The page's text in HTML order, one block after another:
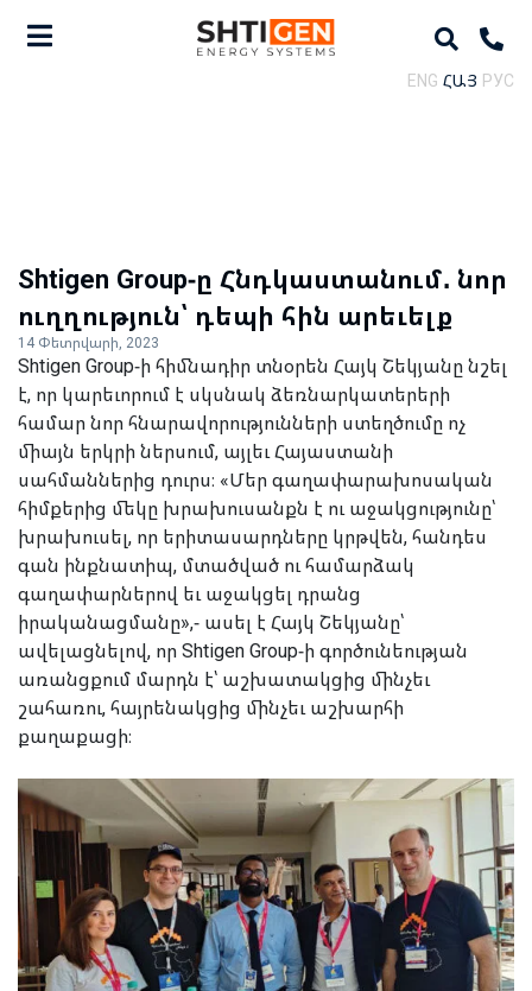
ENG ՀԱՅ РУС
Shtigen Group-ը Հնդկաստանում․ նոր
ուղղություն՝ դեպի հին արեւելք
14 Փետրվարի, 2023
Shtigen Group-ի հիմնադիր տնօրեն Հայկ Շեկյանը նշել
է, որ կարեւորում է սկսնակ ձեռնարկատերերի
համար նոր հնարավորությունների ստեղծումը ոչ
միայն երկրի ներսում, այլեւ Հայաստանի
սահմաններից դուրս։ «Մեր գաղափարախոսական
հիմքերից մեկը խրախուսանքն է ու աջակցությունը՝
խրախուսել, որ երիտասարդները կրթվեն, հանդես
գան ինքնատիպ, մտածված ու համարձակ
գաղափարներով եւ աջակցել դրանց
իրականացմանը»,- ասել է Հայկ Շեկյանը՝
ավելացնելով, որ Shtigen Group-ի գործունեության
առանցքում մարդն է՝ աշխատակցից մինչեւ
շահառու, հայրենակցից մինչեւ աշխարհի
քաղաքացի։